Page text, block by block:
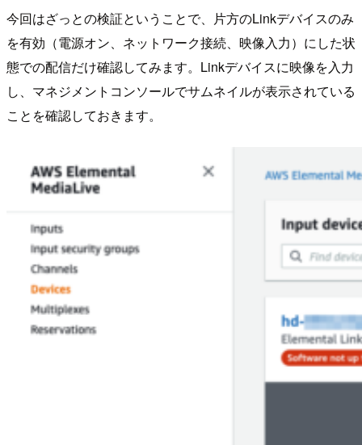
今回はざっとの検証ということで、片方のLinkデバイスのみ
を有効（電源オン、ネットワーク接続、映像入力）にした状
態での配信だけ確認してみます。Linkデバイスに映像を入力
し、マネジメントコンソールでサムネイルが表示されている
ことを確認しておきます。